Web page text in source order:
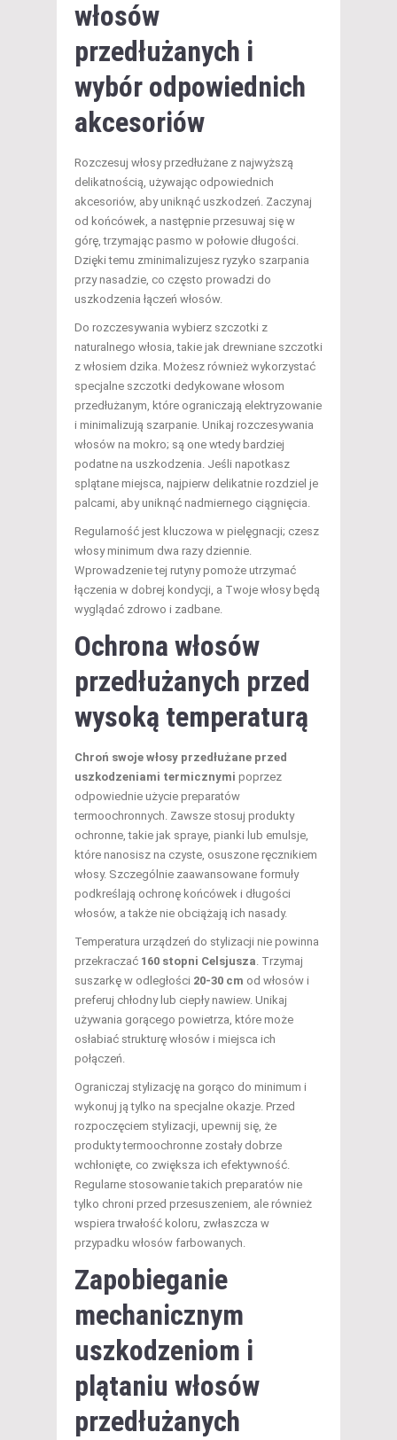
włosów
przedłużanych i
wybór odpowiednich
akcesoriów
Rozczesuj włosy przedłużane z najwyższą
delikatnością, używając odpowiednich
akcesoriów, aby uniknąć uszkodzeń. Zaczynaj
od końcówek, a następnie przesuwaj się w
górę, trzymając pasmo w połowie długości.
Dzięki temu zminimalizujesz ryzyko szarpania
przy nasadzie, co często prowadzi do
uszkodzenia łączeń włosów.
Do rozczesywania wybierz szczotki z
naturalnego włosia, takie jak drewniane szczotki
z włosiem dzika. Możesz również wykorzystać
specjalne szczotki dedykowane włosom
przedłużanym, które ograniczają elektryzowanie
i minimalizują szarpanie. Unikaj rozczesywania
włosów na mokro; są one wtedy bardziej
podatne na uszkodzenia. Jeśli napotkasz
splątane miejsca, najpierw delikatnie rozdziel je
palcami, aby uniknąć nadmiernego ciągnięcia.
Regularność jest kluczowa w pielęgnacji; czesz
włosy minimum dwa razy dziennie.
Wprowadzenie tej rutyny pomoże utrzymać
łączenia w dobrej kondycji, a Twoje włosy będą
wyglądać zdrowo i zadbane.
Ochrona włosów
przedłużanych przed
wysoką temperaturą
Chroń swoje włosy przedłużane przed
uszkodzeniami termicznymi poprzez
odpowiednie użycie preparatów
termoochronnych. Zawsze stosuj produkty
ochronne, takie jak spraye, pianki lub emulsje,
które nanosisz na czyste, osuszone ręcznikiem
włosy. Szczególnie zaawansowane formuły
podkreślają ochronę końcówek i długości
włosów, a także nie obciążają ich nasady.
Temperatura urządzeń do stylizacji nie powinna
przekraczać 160 stopni Celsjusza. Trzymaj
suszarkę w odległości 20-30 cm od włosów i
preferuj chłodny lub ciepły nawiew. Unikaj
używania gorącego powietrza, które może
osłabiać strukturę włosów i miejsca ich
połączeń.
Ograniczaj stylizację na gorąco do minimum i
wykonuj ją tylko na specjalne okazje. Przed
rozpoczęciem stylizacji, upewnij się, że
produkty termoochronne zostały dobrze
wchłonięte, co zwiększa ich efektywność.
Regularne stosowanie takich preparatów nie
tylko chroni przed przesuszeniem, ale również
wspiera trwałość koloru, zwłaszcza w
przypadku włosów farbowanych.
Zapobieganie
mechanicznym
uszkodzeniom i
plątaniu włosów
przedłużanych